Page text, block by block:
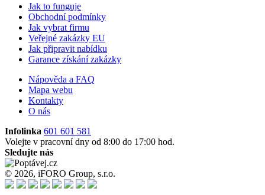
Jak to funguje
Obchodní podmínky
Jak vybrat firmu
Veřejné zakázky EU
Jak připravit nabídku
Garance získání zakázky
Nápověda a FAQ
Mapa webu
Kontakty
O nás
Infolinka 601 601 581
Volejte v pracovní dny od 8:00 do 17:00 hod.
Sledujte nás
© 2026, iFORO Group, s.r.o.